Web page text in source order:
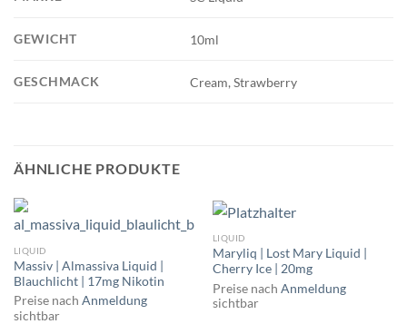
GEWICHT 10ml
GESCHMACK Cream, Strawberry
ÄHNLICHE PRODUKTE
LIQUID
Massiv | Almassiva Liquid |
Blauchlicht | 17mg Nikotin
Preise nach Anmeldung
sichtbar
LIQUID
Maryliq | Lost Mary Liquid |
Cherry Ice | 20mg
Preise nach Anmeldung
sichtbar